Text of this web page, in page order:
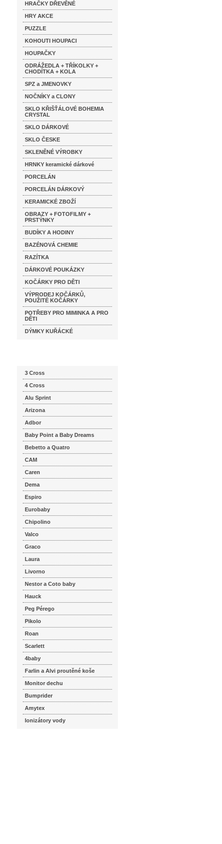
HRAČKY DŘEVĚNÉ
HRY AKCE
PUZZLE
KOHOUTI HOUPACI
HOUPAČKY
ODRÁŽEDLA + TŘÍKOLKY +
CHODÍTKA + KOLA
SPZ a JMENOVKY
NOČNÍKY a CLONY
SKLO KŘIŠŤÁLOVÉ BOHEMIA
CRYSTAL
SKLO DÁRKOVÉ
SKLO ČESKE
SKLENĚNÉ VÝROBKY
HRNKY keramické dárkové
PORCELÁN
PORCELÁN DÁRKOVÝ
KERAMICKÉ ZBOŽÍ
OBRAZY + FOTOFILMY +
PRSTÝNKY
BUDÍKY A HODINY
BAZÉNOVÁ CHEMIE
RAZÍTKA
DÁRKOVÉ POUKÁZKY
KOČÁRKY PRO DĚTI
VÝPRODEJ KOČÁRKŮ,
POUŽITÉ KOČÁRKY
POTŘEBY PRO MIMINKA A PRO
DĚTI
DÝMKY KUŘÁCKÉ
3 Cross
4 Cross
Alu Sprint
Arizona
Adbor
Baby Point a Baby Dreams
Bebetto a Quatro
CAM
Caren
Dema
Espiro
Eurobaby
Chipolino
Valco
Graco
Laura
Livorno
Nestor a Coto baby
Hauck
Peg Pérego
Pikolo
Roan
Scarlett
4baby
Farlin a Alvi proutěné koše
Monitor dechu
Bumprider
Amytex
Ionizátory vody